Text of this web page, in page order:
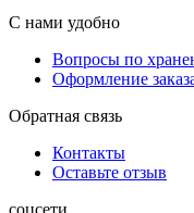
С нами удобно
Вопросы по
Оформление
Обратная связь
Контакты
Оставьте отзыв
соцсети